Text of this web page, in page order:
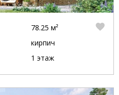
78.25 м²
кирпич
1 этаж